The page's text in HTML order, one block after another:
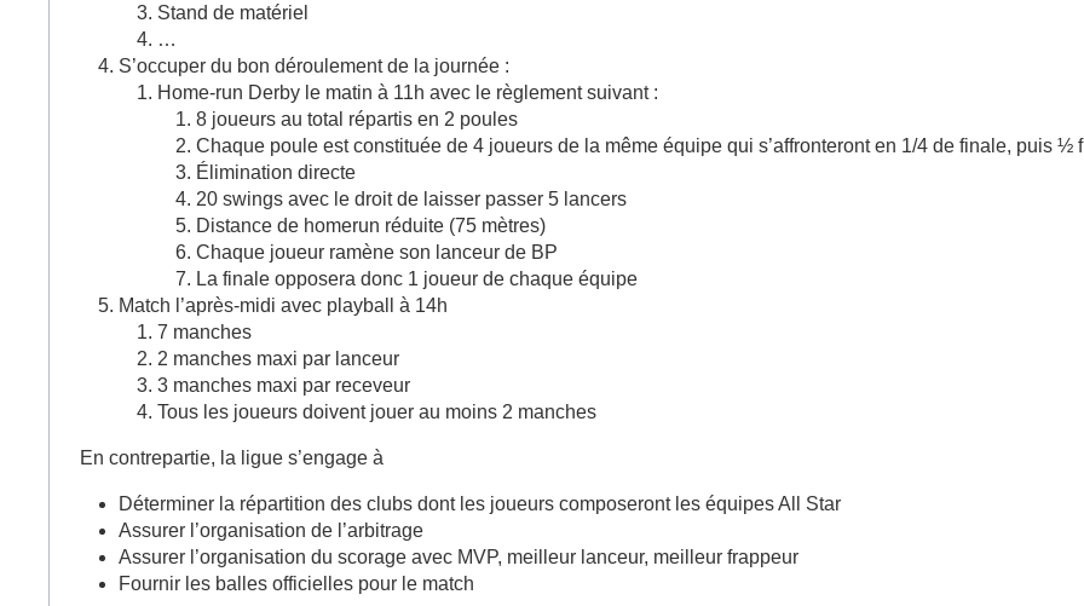
Stand de matériel
…
S’occuper du bon déroulement de la journée :
Home-run Derby le matin à 11h avec le règlement suivant :
8 joueurs au total répartis en 2 poules
Chaque poule est constituée de 4 joueurs de la même équipe qui s’affronteront en 1/4 de finale, puis ½
Élimination directe
20 swings avec le droit de laisser passer 5 lancers
Distance de homerun réduite (75 mètres)
Chaque joueur ramène son lanceur de BP
La finale opposera donc 1 joueur de chaque équipe
Match l’après-midi avec playball à 14h
7 manches
2 manches maxi par lanceur
3 manches maxi par receveur
Tous les joueurs doivent jouer au moins 2 manches
En contrepartie, la ligue s’engage à
Déterminer la répartition des clubs dont les joueurs composeront les équipes All Star
Assurer l’organisation de l’arbitrage
Assurer l’organisation du scorage avec MVP, meilleur lanceur, meilleur frappeur
Fournir les balles officielles pour le match